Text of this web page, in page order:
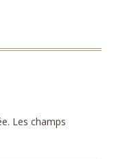
Les champs